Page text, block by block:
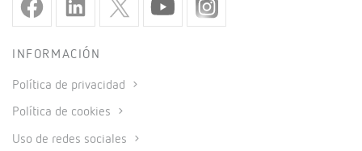
INFORMACIÓN
Política de privacidad
Política de cookies
Uso de redes sociales